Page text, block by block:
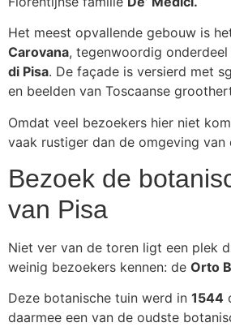
Het meest opvallende gebouw is
Carovana, tegenwoordig onderdeel
di Pisa. De façade is versierd met
en beelden van Toscaanse
Omdat veel bezoekers hier niet
vaak rustiger dan de omgeving van
Bezoek de
van Pisa
Niet ver van de toren ligt een plek
weinig bezoekers kennen: de Orto
Deze botanische tuin werd in 1544
daarmee een van de oudste